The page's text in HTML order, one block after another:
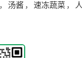
， 汤酱 ， 速冻蔬菜 ，